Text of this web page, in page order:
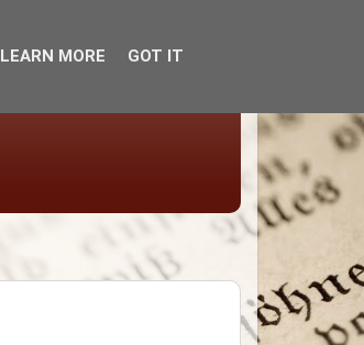
LEARN MORE GOT IT